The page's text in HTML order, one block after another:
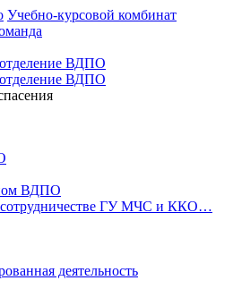
Учебно-курсовой комбинат
ВДПО
сотрудничестве ГУ МЧС и ККО…
деятельность